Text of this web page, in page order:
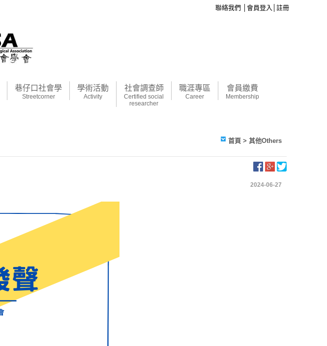
聯絡我們 會員登入 註冊
巷仔口社會學
Streetcorner
學術活動
Activity
社會調查師
Certified social
researcher
職涯專區
Career
會員繳費
Membership
首頁 > 其他Others
2024-06-27